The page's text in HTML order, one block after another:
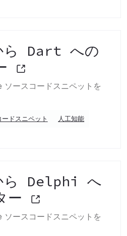
Dart への
ースコードスニペットを
ードスニペット
人工知能
Delphi へ
ー
ースコードスニペットを